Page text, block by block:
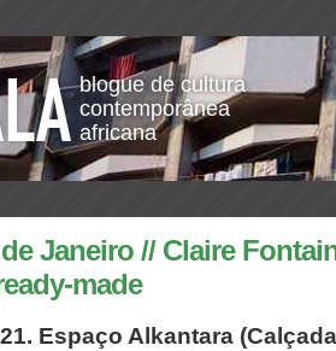
blogue de cultura
contemporânea
africana
Janeiro // Claire
made
Espaço Alkantara